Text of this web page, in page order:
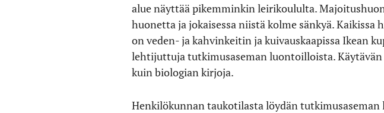
alue näyttää pikemminkin leirikoululta.
huonetta ja jokaisessa niistä kolme sänkyä.
on veden- ja kahvinkeitin ja kuivauskaapissa Ikean
lehtijuttuja tutkimusaseman luontoilloista. Käytävän
kuin biologian kirjoja.
Henkilökunnan taukotilasta löydän